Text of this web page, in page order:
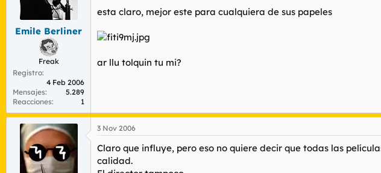
Emile Berliner
Freak
Registro
4 Feb 2006
Mensajes
5.289
Reacciones
1
esta claro, mejor este para cualquiera de sus papeles
ar llu tolquin tu mi?
3 Nov 2006
Claro que influye, pero eso no quiere decir que todas las
calidad.